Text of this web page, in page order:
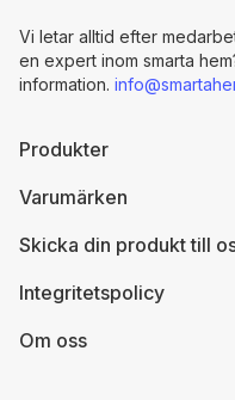
Produkter
Varumärken
Skicka din produkt till
Integritetspolicy
Om oss
Vi letar alltid efter
en expert inom smarta
information.